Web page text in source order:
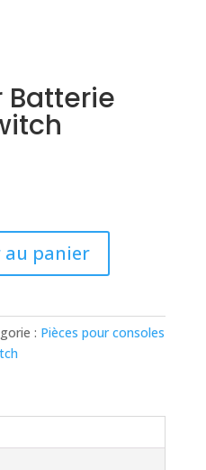
Batterie
:
€.
panier
: Pièces pour consoles